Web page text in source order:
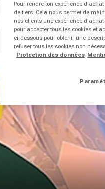
Pour rendre ton expérience
de tiers. Cela nous permet de
nos clients une expérience
pour accepter tous les cookies et
ci-dessous pour obtenir une
refuser tous les cookies non
Protection des données